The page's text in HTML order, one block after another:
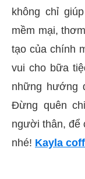
không chỉ
mềm mại,
tạo của chính
vui cho bữa
những hướng
Đừng quên
người thân, để
nhé! Kayla